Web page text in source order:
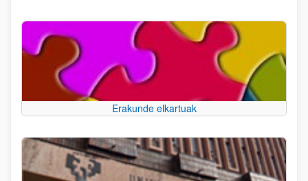
Erakunde elkartuak